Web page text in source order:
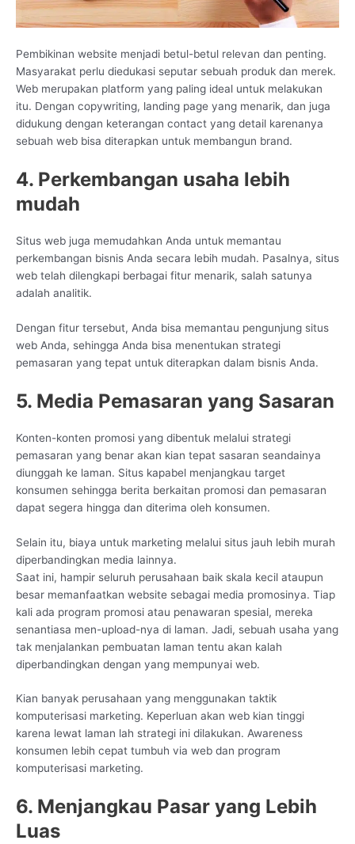
Pembikinan website menjadi betul-betul relevan dan penting.
Masyarakat perlu diedukasi seputar sebuah produk dan merek.
Web merupakan platform yang paling ideal untuk melakukan
itu. Dengan copywriting, landing page yang menarik, dan juga
didukung dengan keterangan contact yang detail karenanya
sebuah web bisa diterapkan untuk membangun brand.
4. Perkembangan usaha lebih
mudah
Situs web juga memudahkan Anda untuk memantau
perkembangan bisnis Anda secara lebih mudah. Pasalnya, situs
web telah dilengkapi berbagai fitur menarik, salah satunya
adalah analitik.
Dengan fitur tersebut, Anda bisa memantau pengunjung situs
web Anda, sehingga Anda bisa menentukan strategi
pemasaran yang tepat untuk diterapkan dalam bisnis Anda.
5. Media Pemasaran yang Sasaran
Konten-konten promosi yang dibentuk melalui strategi
pemasaran yang benar akan kian tepat sasaran seandainya
diunggah ke laman. Situs kapabel menjangkau target
konsumen sehingga berita berkaitan promosi dan pemasaran
dapat segera hingga dan diterima oleh konsumen.
Selain itu, biaya untuk marketing melalui situs jauh lebih murah
diperbandingkan media lainnya.
Saat ini, hampir seluruh perusahaan baik skala kecil ataupun
besar memanfaatkan website sebagai media promosinya. Tiap
kali ada program promosi atau penawaran spesial, mereka
senantiasa men-upload-nya di laman. Jadi, sebuah usaha yang
tak menjalankan pembuatan laman tentu akan kalah
diperbandingkan dengan yang mempunyai web.
Kian banyak perusahaan yang menggunakan taktik
komputerisasi marketing. Keperluan akan web kian tinggi
karena lewat laman lah strategi ini dilakukan. Awareness
konsumen lebih cepat tumbuh via web dan program
komputerisasi marketing.
6. Menjangkau Pasar yang Lebih
Luas